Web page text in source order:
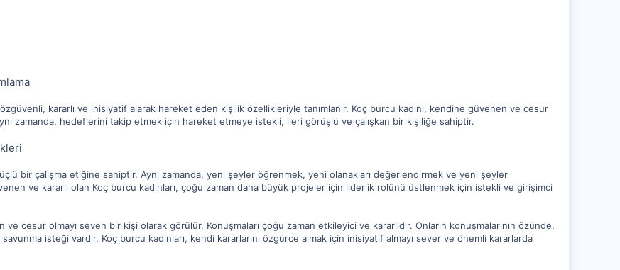
kararlı ve inisiyatif alarak hareket eden kişilik özellikleriyle tanımlanır. Koç burcu kadını, kendine güvenen ve cesur
zamanda, hedeflerini takip etmek için hareket etmeye istekli, ileri görüşlü ve çalışkan bir kişiliğe sahiptir.
bir çalışma etiğine sahiptir. Aynı zamanda, yeni şeyler öğrenmek, yeni olanakları değerlendirmek ve yeni şeyler
ve kararlı olan Koç burcu kadınları, çoğu zaman daha büyük projeler için liderlik rolünü üstlenmek için istekli ve girişimci
ve cesur olmayı seven bir kişi olarak görülür. Konuşmaları çoğu zaman etkileyici ve kararlıdır. Onların konuşmalarının özünde,
savunma isteği vardır. Koç burcu kadınları, kendi kararlarını özgürce almak için inisiyatif almayı sever ve önemli kararlarda